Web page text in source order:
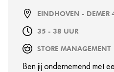
EINDHOVEN - DEMER
35 - 38 UUR
STORE MANAGEMENT
Ben jij ondernemend met